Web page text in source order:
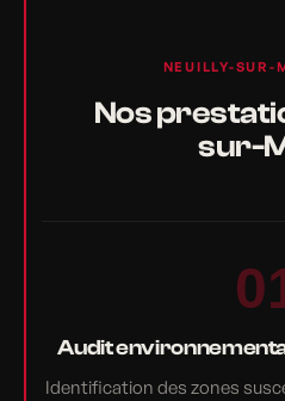
NEUILLY-SUR-
Nos
sur-
Audit
Identification des zones